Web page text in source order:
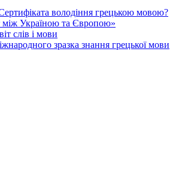
володіння грецькою мовою?
між Україною та Європою»
слів і мови
зразка знання грецької мови